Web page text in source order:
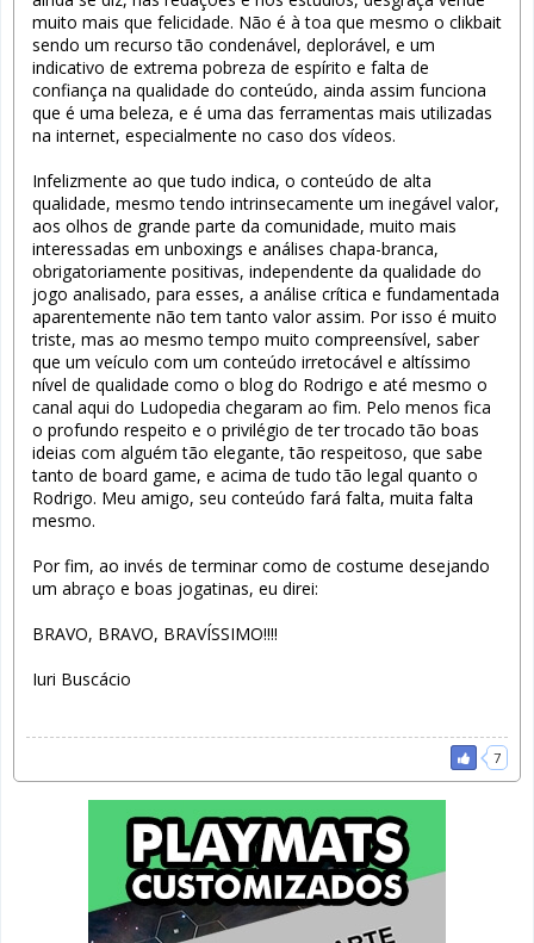
muito mais que felicidade. Não é à toa que mesmo o clikbait
sendo um recurso tão condenável, deplorável, e um
indicativo de extrema pobreza de espírito e falta de
confiança na qualidade do conteúdo, ainda assim funciona
que é uma beleza, e é uma das ferramentas mais utilizadas
na internet, especialmente no caso dos vídeos.
Infelizmente ao que tudo indica, o conteúdo de alta
qualidade, mesmo tendo intrinsecamente um inegável valor,
aos olhos de grande parte da comunidade, muito mais
interessadas em unboxings e análises chapa-branca,
obrigatoriamente positivas, independente da qualidade do
jogo analisado, para esses, a análise crítica e fundamentada
aparentemente não tem tanto valor assim. Por isso é muito
triste, mas ao mesmo tempo muito compreensível, saber
que um veículo com um conteúdo irretocável e altíssimo
nível de qualidade como o blog do Rodrigo e até mesmo o
canal aqui do Ludopedia chegaram ao fim. Pelo menos fica
o profundo respeito e o privilégio de ter trocado tão boas
ideias com alguém tão elegante, tão respeitoso, que sabe
tanto de board game, e acima de tudo tão legal quanto o
Rodrigo. Meu amigo, seu conteúdo fará falta, muita falta
mesmo.
Por fim, ao invés de terminar como de costume desejando
um abraço e boas jogatinas, eu direi:
BRAVO, BRAVO, BRAVÍSSIMO!!!!
Iuri Buscácio
7